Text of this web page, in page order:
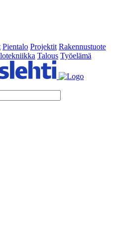
Pientalo Projektit Rakennustuote
Talous Työelämä